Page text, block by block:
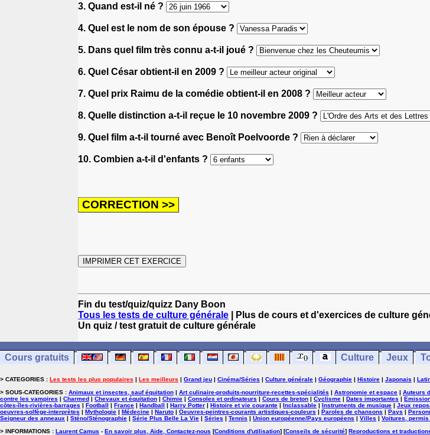
3. Quand est-il né ?
4. Quel est le nom de son épouse ?
5. Dans quel film très connu a-t-il joué ?
6. Quel César obtient-il en 2009 ?
7. Quel prix Raimu de la comédie obtient-il en 2008 ?
8. Quelle distinction a-t-il reçue le 10 novembre 2009 ?
9. Quel film a-t-il tourné avec Benoît Poelvoorde ?
10. Combien a-t-il d'enfants ?
Fin du test/quiz/quizz Dany Boon
Tous les tests de culture générale | Plus de cours et d'exercices de culture
Un quiz / test gratuit de culture générale
Cours gratuits Culture Jeux
> CATEGORIES : Les tests les plus populaires | Les meilleurs | Grand jeu | Cinéma/Séries | Culture générale | Géographie | Histoire | Japonais |
> SOUS-CATEGORIES : Animaux et insectes, sauf équitation | Art culinaire-produits-nourriture-recettes-spécialités | Astronomie et espace | Auteurs
contre les vampires | Charmed | Chevaux et équitation | Chimie | Consoles et ordinateurs | Cours de breton | Cyclisme | Dates importantes |
côtes-îles-rivières-barrages | Football | France | Handball | Harry Potter | Histoire et vie courante | Inclassable | Instruments de musique | Jeux
oeuvres-solfège-interprètes | Mythologie | Médecine | Naruto | Oeuvres-peintres-courants artistiques-couleurs | Paroles de chansons | Pays |
Seigneur des anneaux | Sténo/Sténographie | Série Plus Belle La Vie | Séries | Tennis | Union européenne/Pays européens | Villes | Voitures,
> INFORMATIONS : Laurent Camus - En savoir plus, Aide, Contactez-nous [Conditions d'utilisation] [Conseils de sécurité] Reproductions et